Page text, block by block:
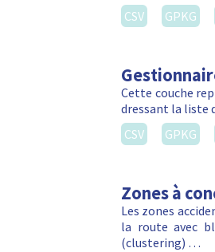
CSV
GPKG
Cette couche
dressant la liste
CSV
GPKG
Zones à
Les zones
la route avec
(clustering) …